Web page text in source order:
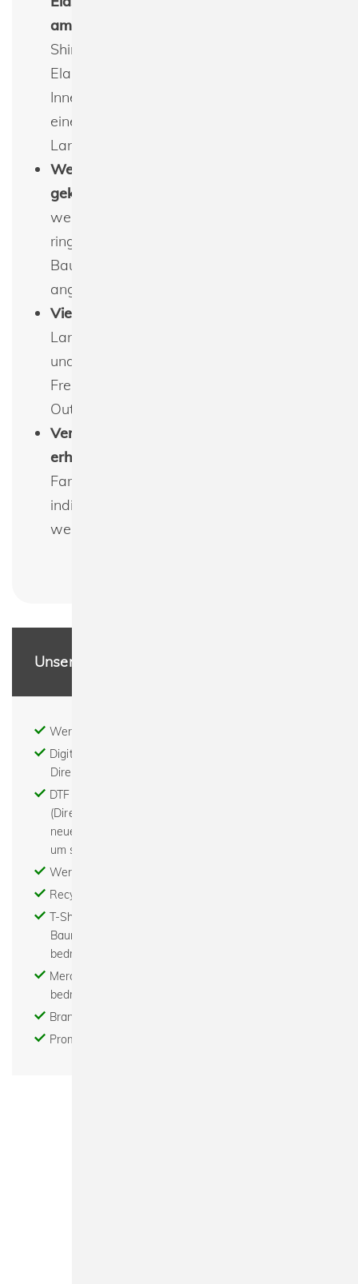
am Hals
Shirts ist mit einem doppellagigen
Elastan-Rippkragen und einem
Innenband am Hals versehen, was für
eine optimale Passform und
Langlebigkeit sorgt.
Weiche und leichte Qualität aus
gekämmter Baumwolle
weicher und leichter Qualität aus
ringgesponnener 155gsm gekämmter
Baumwolle, bietet das T-Shirt ein
angenehmes Tragegefühl.
Vielseitig einsetzbar
Langarm T-Shirt ist vielseitig einsetzbar
und eignet sich perfekt für den Alltag,
Freizeitaktivitäten oder als lässiges
Outfit.
Verschiedene Farben und Größen
erhältlich
Farben und Größen erhältlich, um den
individuellen Vorlieben gerecht zu
werden.
Unsere Leistungen
Werbeartikel - Textildruck - Stick
Digitaldruck - Print on demand - DTG (digitaler
Direktdruck)
DTF - Digital to Film - Digital to Foil - der DTF
(Direct To Film) Transferdruck ist eine komplett
neue Technologie für Bilder, Texte oder Grafiken
um sie auf fast alle Textilien zu transferieren
Werbemittel bedrucken - Abishirts bedrucken
Recycled - Bio - Fair - Nachhaltig
T-Shirts bedrucken - Hoodies bedrucken -
Baumwolltaschen bedrucken - Turnbeutel
bedrucken
Merchandise bedrucken - Tour merchandise
bedrucken
Brand - Modelabel - Beratung - Gestaltung
Promotion Textil bedrucken